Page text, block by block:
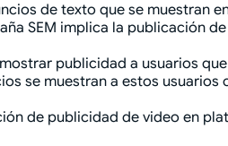
de texto que se muestran
SEM implica la publicación
publicidad a usuarios
se muestran a estos
de publicidad de video en